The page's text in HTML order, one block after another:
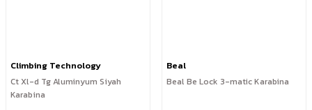
Climbing Technology
Ct Xl-d Tg Aluminyum Siyah
Karabina
Beal
Beal Be Lock 3-matic Karabina